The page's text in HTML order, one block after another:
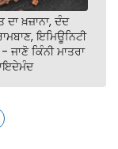
ਦਾ ਖ਼ਜ਼ਾਨਾ, ਦੰਦ
ਇਮਿਊਨਿਟੀ
ਕਿੰਨੀ ਮਾਤਰਾ